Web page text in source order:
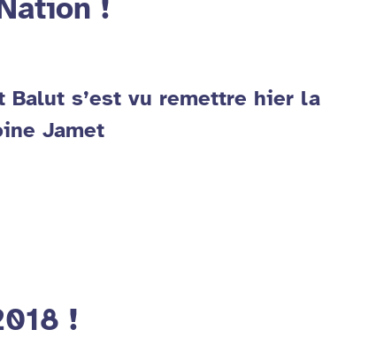
!
Balut s’est vu remettre hier la
Jamet
!